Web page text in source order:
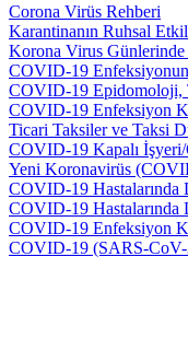
Corona Virüs Rehberi
Karantinanın Ruhsal
Korona Virus Günlerinde
COVID-19
COVID-19 Epidomoloji,
COVID-19 Enfeksiyon
Ticari Taksiler ve Taksi
COVID-19 Kapalı
Yeni Koronavirüs
COVID-19 Hastalarında
COVID-19 Hastalarında
COVID-19 Enfeksiyon
COVID-19 (SARS-